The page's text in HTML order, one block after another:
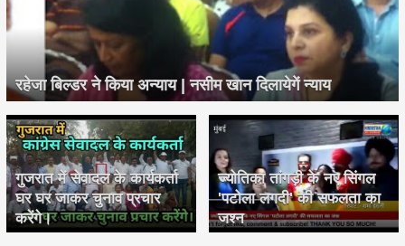
रहेजा बिल्डर ने किया अन्याय | नसीम खान दिलायेगें न्याय
गुजरात में सेवादल के कार्यकर्ता
घर घर जाकर चुनाव प्रचार
करेंगे।
ज्योतिका तांगड़ी के नए सिंगल
'पटोला लगदी' की सफलता का
जश्न